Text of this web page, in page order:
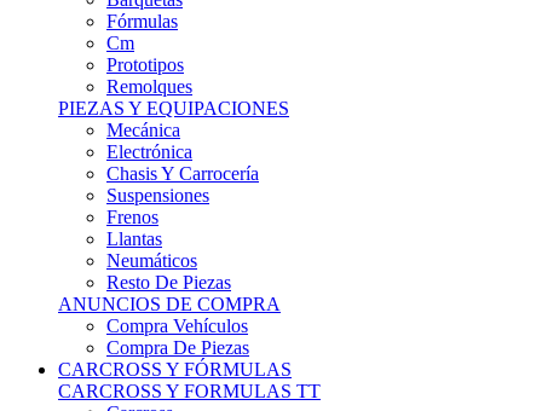
Fórmulas
Cm
Prototipos
Remolques
PIEZAS Y EQUIPACIONES
Mecánica
Electrónica
Chasis Y Carrocería
Suspensiones
Frenos
Llantas
Neumáticos
Resto De Piezas
ANUNCIOS DE COMPRA
Compra Vehículos
Compra De Piezas
CARCROSS Y FÓRMULAS
CARCROSS Y FORMULAS TT